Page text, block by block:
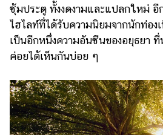
ซุ้มประตู ทั้งงดงามและแปลกใหม่ อี
ไฮไลท์ที่ได้รับความนิยมจากนักท่อง
เป็นอีกหนึ่งความอันซีนของอยุธยา ที่
ค่อยได้เห็นกันบ่อย ๆ